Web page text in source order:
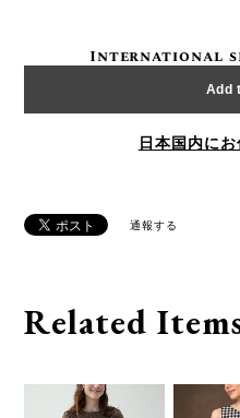
International
Add
日本国内に
通報する
Related